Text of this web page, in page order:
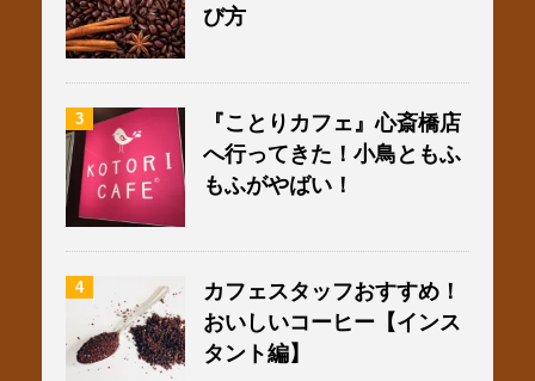
び方
3
『ことりカフェ』心斎橋店
へ行ってきた！小鳥ともふ
もふがやばい！
4
カフェスタッフおすすめ！
おいしいコーヒー【インス
タント編】